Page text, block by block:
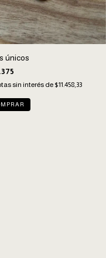
únicos
sin interés de $11.458,33